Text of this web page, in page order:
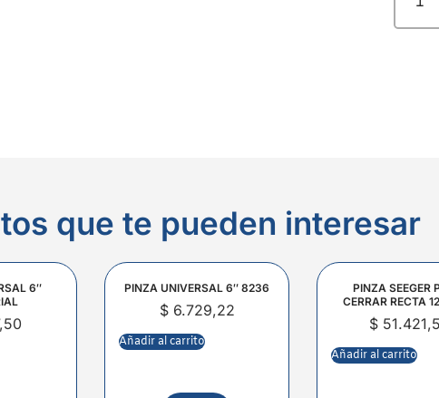
que te pueden interesar
6″
PINZA UNIVERSAL 6″ 8236
$6.729,22
Añadir al carrito
PINZA SEEGER
CERRAR RECTA
$
Añadir al carrito